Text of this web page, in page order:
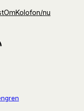
OmKolofon/nu